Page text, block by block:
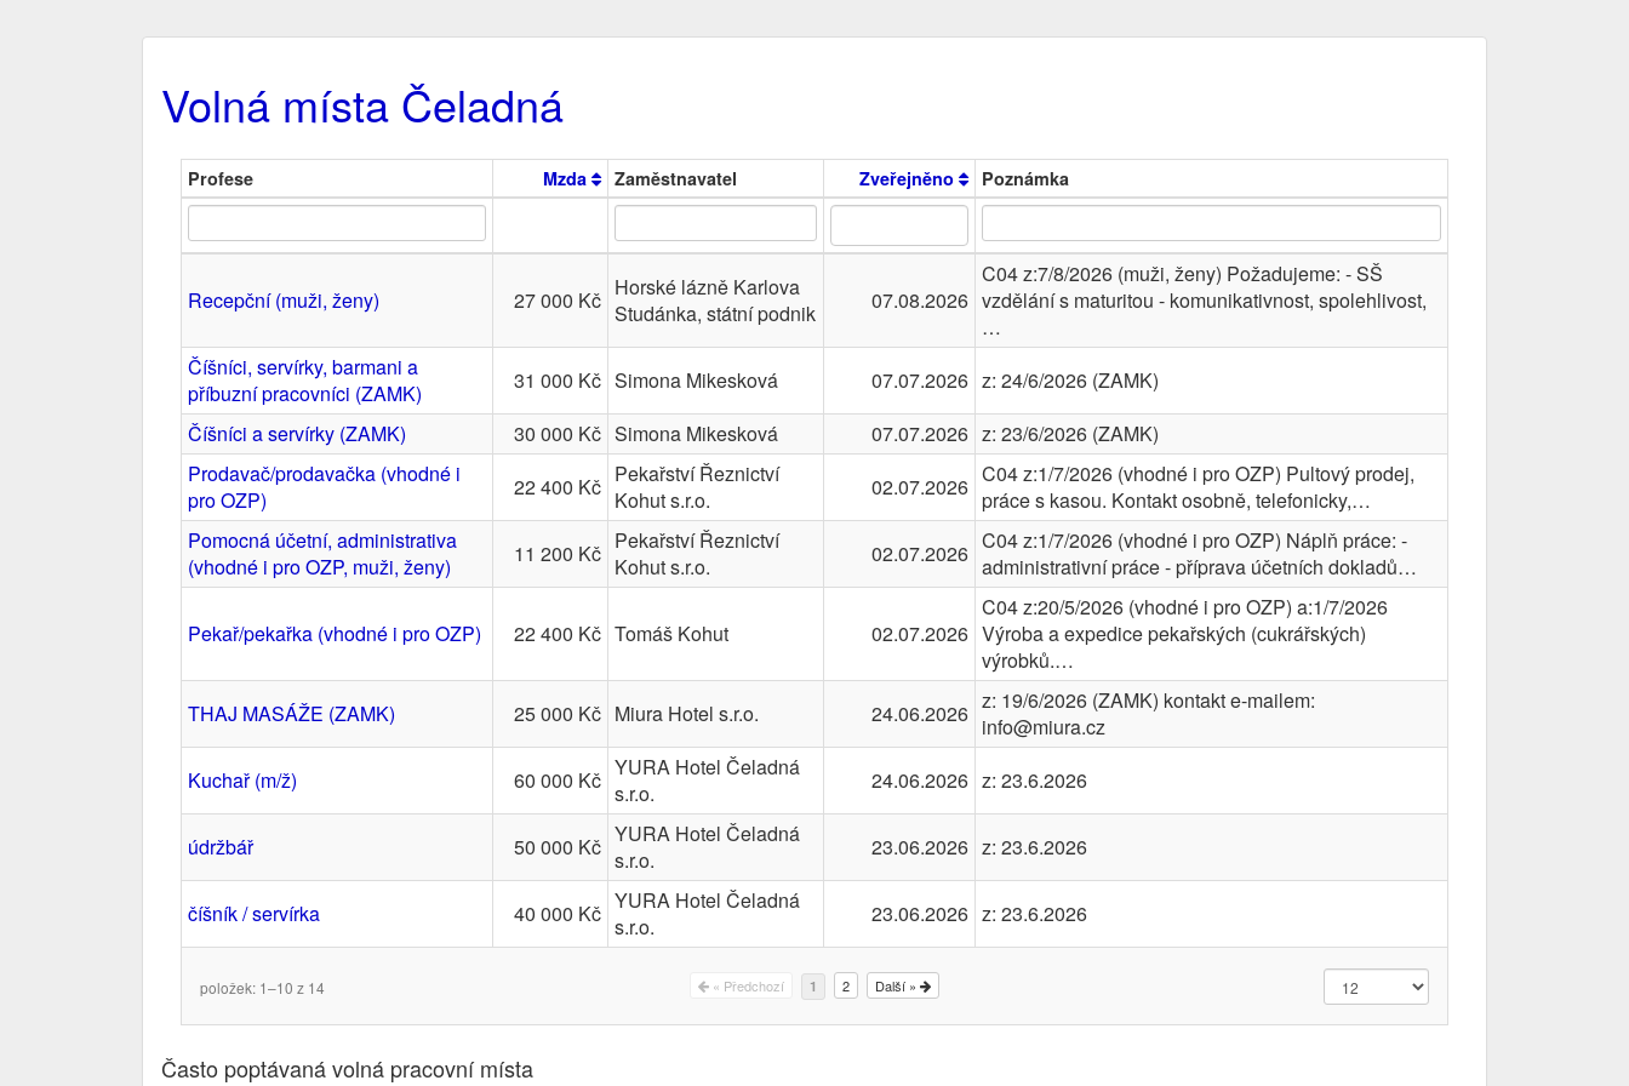
Volná místa Čeladná
Profese Mzda Zaměstnavatel Zveřejněno Poznámka
Recepční (muži, ženy) 27 000 Kč Horské lázně Karlova
Studánka, státní podnik
07.08.2026
C04 z:7/8/2026 (muži, ženy) Požadujeme: - SŠ
vzdělání s maturitou - komunikativnost, spolehlivost,
…
Číšníci, servírky, barmani a
příbuzní pracovníci (ZAMK)
31 000 Kč Simona Mikesková 07.07.2026 z: 24/6/2026 (ZAMK)
Číšníci a servírky (ZAMK)
30 000 Kč Simona Mikesková 07.07.2026 z: 23/6/2026 (ZAMK)
Prodavač/prodavačka (vhodné i
pro OZP)
22 400 Kč Pekařství Řeznictví
Kohut s.r.o.
02.07.2026 C04 z:1/7/2026 (vhodné i pro OZP) Pultový prodej,
práce s kasou. Kontakt osobně, telefonicky,…
Pomocná účetní, administrativa
(vhodné i pro OZP, muži, ženy)
11 200 Kč Pekařství Řeznictví
Kohut s.r.o.
02.07.2026 C04 z:1/7/2026 (vhodné i pro OZP) Náplň práce: -
administrativní práce - příprava účetních dokladů…
Pekař/pekařka (vhodné i pro OZP) 22 400 Kč Tomáš Kohut 02.07.2026
C04 z:20/5/2026 (vhodné i pro OZP) a:1/7/2026
Výroba a expedice pekařských (cukrářských)
výrobků.…
THAJ MASÁŽE (ZAMK)
25 000 Kč Miura Hotel s.r.o. 24.06.2026 z: 19/6/2026 (ZAMK) kontakt e-mailem:
info@miura.cz
Kuchař (m/ž)
60 000 Kč YURA Hotel Čeladná
s.r.o.
24.06.2026 z: 23.6.2026
údržbář 50 000 Kč YURA Hotel Čeladná
s.r.o.
23.06.2026 z: 23.6.2026
číšník / servírka 40 000 Kč YURA Hotel Čeladná
s.r.o.
23.06.2026 z: 23.6.2026
položek: 1–10 z 14 « Předchozí 1 2 Další »
Často poptávaná volná pracovní místa